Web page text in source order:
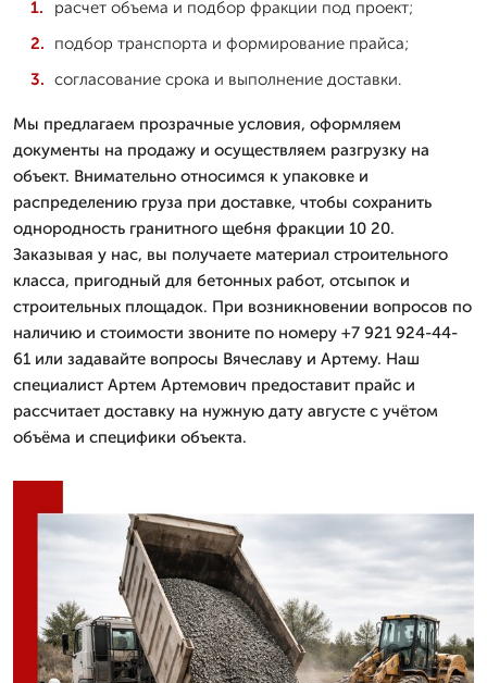
расчет объема и подбор фракции под проект;
подбор транспорта и формирование прайса;
согласование срока и выполнение доставки.
Мы предлагаем прозрачные условия, оформляем
документы на продажу и осуществляем разгрузку на
объект. Внимательно относимся к упаковке и
распределению груза при доставке, чтобы сохранить
однородность гранитного щебня фракции 10 20.
Заказывая у нас, вы получаете материал строительного
класса, пригодный для бетонных работ, отсыпок и
строительных площадок. При возникновении вопросов по
наличию и стоимости звоните по номеру +7 921 924-44-
61 или задавайте вопросы Вячеславу и Артему. Наш
специалист Артем Артемович предоставит прайс и
рассчитает доставку на нужную дату августе с учётом
объёма и специфики объекта.